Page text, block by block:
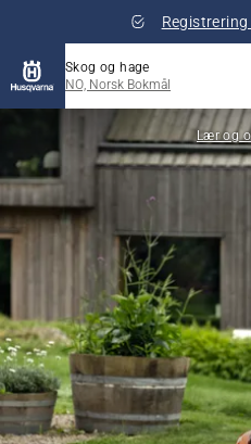
Skog og hage
NO, Norsk Bokmål
Lær og